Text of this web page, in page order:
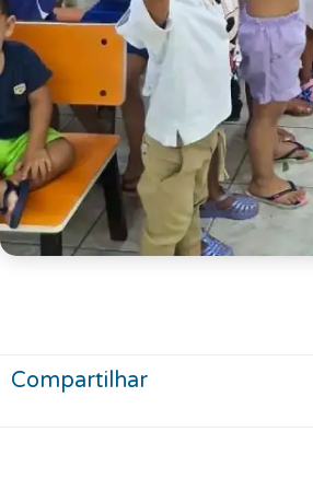
Compartilhar